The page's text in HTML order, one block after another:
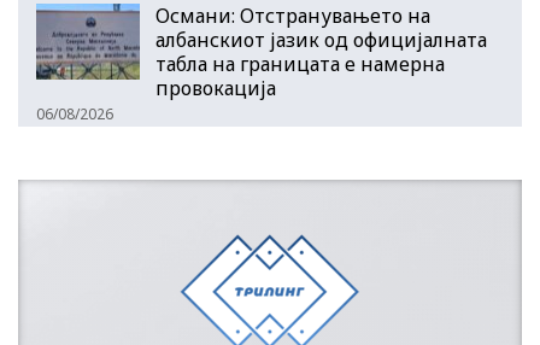
Османи: Отстранувањето на
албанскиот јазик од официјалната
табла на границата е намерна
провокација
06/08/2026